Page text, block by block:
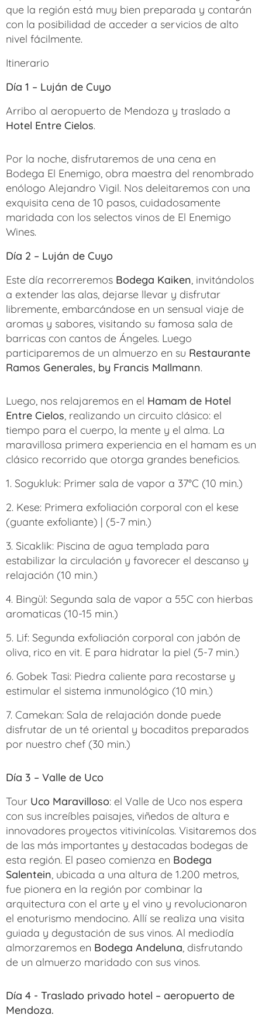
que la región está muy bien preparada y contarán
con la posibilidad de acceder a servicios de alto
nivel fácilmente.
Itinerario
Día 1 – Luján de Cuyo
Arribo al aeropuerto de Mendoza y traslado a
Hotel Entre Cielos.
Por la noche, disfrutaremos de una cena en
Bodega El Enemigo, obra maestra del renombrado
enólogo Alejandro Vigil. Nos deleitaremos con una
exquisita cena de 10 pasos, cuidadosamente
maridada con los selectos vinos de El Enemigo
Wines.
Día 2 – Luján de Cuyo
Este día recorreremos Bodega Kaiken, invitándolos
a extender las alas, dejarse llevar y disfrutar
libremente, embarcándose en un sensual viaje de
aromas y sabores, visitando su famosa sala de
barricas con cantos de Ángeles. Luego
participaremos de un almuerzo en su Restaurante
Ramos Generales, by Francis Mallmann.
Luego, nos relajaremos en el Hamam de Hotel
Entre Cielos, realizando un circuito clásico: el
tiempo para el cuerpo, la mente y el alma. La
maravillosa primera experiencia en el hamam es un
clásico recorrido que otorga grandes beneficios.
1. Sogukluk: Primer sala de vapor a 37°C (10 min.)
2. Kese: Primera exfoliación corporal con el kese
(guante exfoliante) | (5-7 min.)
3. Sicaklik: Piscina de agua templada para
estabilizar la circulación y favorecer el descanso y
relajación (10 min.)
4. Bingül: Segunda sala de vapor a 55C con hierbas
aromaticas (10-15 min.)
5. Lif: Segunda exfoliación corporal con jabón de
oliva, rico en vit. E para hidratar la piel (5-7 min.)
6. Gobek Tasi: Piedra caliente para recostarse y
estimular el sistema inmunológico (10 min.)
7. Camekan: Sala de relajación donde puede
disfrutar de un té oriental y bocaditos preparados
por nuestro chef (30 min.)
Día 3 – Valle de Uco
Tour Uco Maravilloso: el Valle de Uco nos espera
con sus increíbles paisajes, viñedos de altura e
innovadores proyectos vitivinícolas. Visitaremos dos
de las más importantes y destacadas bodegas de
esta región. El paseo comienza en Bodega
Salentein, ubicada a una altura de 1.200 metros,
fue pionera en la región por combinar la
arquitectura con el arte y el vino y revolucionaron
el enoturismo mendocino. Allí se realiza una visita
guiada y degustación de sus vinos. Al mediodía
almorzaremos en Bodega Andeluna, disfrutando
de un almuerzo maridado con sus vinos.
Día 4 - Traslado privado hotel – aeropuerto de
Mendoza.